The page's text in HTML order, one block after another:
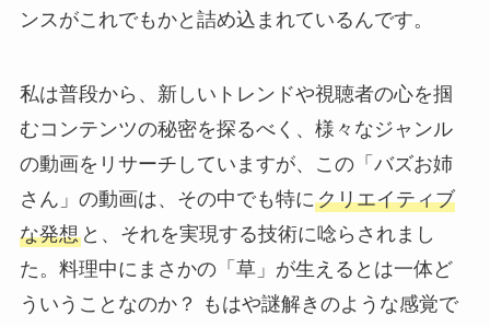
ンスがこれでもかと詰め込まれているんです。
私は普段から、新しいトレンドや視聴者の心を掴
むコンテンツの秘密を探るべく、様々なジャンル
の動画をリサーチしていますが、この「バズお姉
さん」の動画は、その中でも特にクリエイティブ
な発想と、それを実現する技術に唸らされまし
た。料理中にまさかの「草」が生えるとは一体ど
ういうことなのか？ もはや謎解きのような感覚で